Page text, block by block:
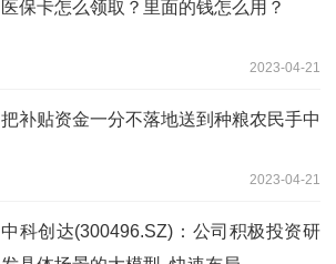
医保卡怎么领取？里面的钱怎么用？
2023-04-21
把补贴资金一分不落地送到种粮农民手中
2023-04-21
中科创达(300496.SZ)：公司积极投资研